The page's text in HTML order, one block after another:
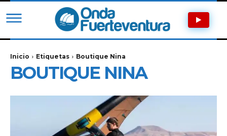
Inicio Etiquetas Boutique Nina
BOUTIQUE NINA